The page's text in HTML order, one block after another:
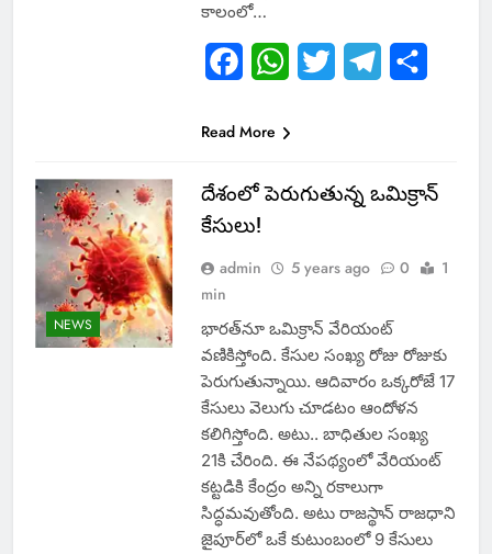
కాలంలో…
FacebookWhatsApp
Twitter Telegram
Read More
NEWS
దేశంలో పెరుగుతున్న ఒమిక్రాన్
కేసులు!
admin 5 years ago 0
1
min
భారత్‌నూ ఒమిక్రాన్‌ వేరియంట్‌
వణికిస్తోంది. కేసుల సంఖ్య రోజు రోజుకు
పెరుగుతున్నాయి. ఆదివారం ఒక్కరోజే 17
కేసులు వెలుగు చూడటం ఆందోళన
కలిగిస్తోంది. అటు.. బాధితుల సంఖ్య
21కి చేరింది. ఈ నేపథ్యంలో వేరియంట్‌
కట్టడికి కేంద్రం అన్ని రకాలుగా
సిద్ధమవుతోంది. అటు రాజస్థాన్‌ రాజధాని
జైపూర్‌లో ఒకే కుటుంబంలో 9 కేసులు